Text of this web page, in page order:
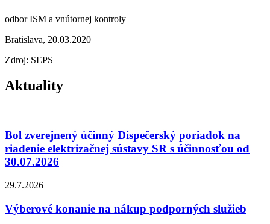
odbor ISM a vnútornej kontroly
Bratislava, 20.03.2020
Zdroj: SEPS
Aktuality
Bol zverejnený účinný Dispečerský poriadok na
riadenie elektrizačnej sústavy SR s účinnosťou od
30.07.2026
29.7.2026
Výberové konanie na nákup podporných služieb